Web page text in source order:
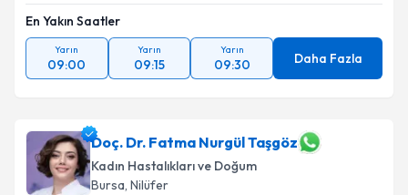
En Yakın Saatler
Yarın
09:00
Yarın
09:15
Yarın
09:30 Daha Fazla
Doç. Dr. Fatma Nurgül Taşgöz
Kadın Hastalıkları ve Doğum
Bursa, Nilüfer